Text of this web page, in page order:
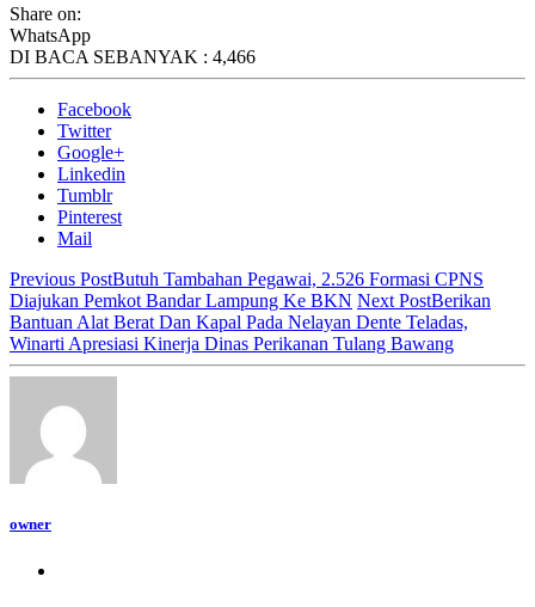
Share on:
WhatsApp
DI BACA SEBANYAK : 4,466
Facebook
Twitter
Google+
Linkedin
Tumblr
Pinterest
Mail
Previous PostButuh Tambahan Pegawai, 2.526 Formasi CPNS
Diajukan Pemkot Bandar Lampung Ke BKN Next PostBerikan
Bantuan Alat Berat Dan Kapal Pada Nelayan Dente Teladas,
Winarti Apresiasi Kinerja Dinas Perikanan Tulang Bawang
owner